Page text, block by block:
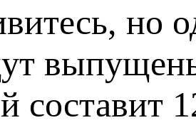
но
составит